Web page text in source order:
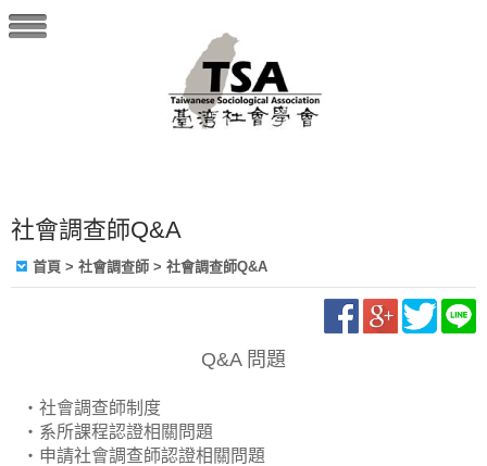
社會調查師Q&A
首頁 > 社會調查師 > 社會調查師Q&A
Q&A 問題
・社會調查師制度
・系所課程認證相關問題
・申請社會調查師認證相關問題